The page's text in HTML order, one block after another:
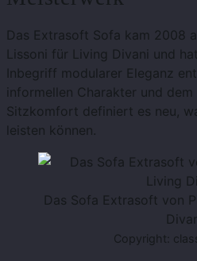
Das Extrasoft Sofa kam 2008
Lissoni für Living Divani und
Inbegriff modularer Eleganz
informellen Charakter und
Sitzkomfort definiert es neu,
leisten können.
Das Sofa Extrasoft von
Copyright: